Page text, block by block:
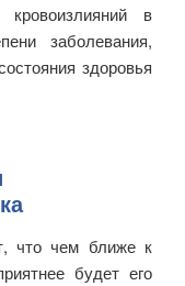
в
заболевания,
здоровья
что чем ближе к
будет его